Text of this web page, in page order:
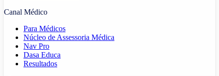
Canal Médico
Para Médicos
Núcleo de Assessoria Médica
Nav Pro
Dasa Educa
Resultados